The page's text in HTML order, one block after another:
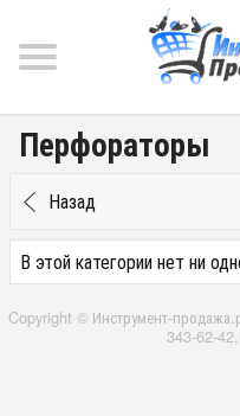
Перфораторы
Назад
В этой категории нет ни
Copyright © Инструмент-
343-62-